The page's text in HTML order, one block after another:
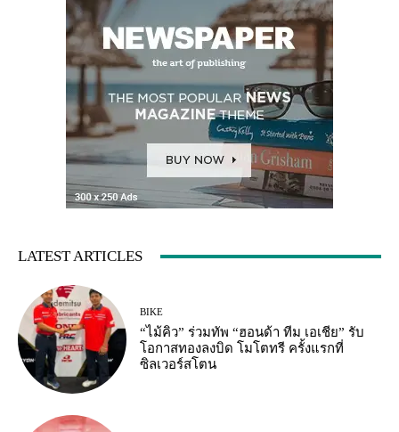
LATEST ARTICLES
BIKE
“ไม้คิว” ร่วมทัพ “ฮอนด้า ทีม เอเชีย” รับ
โอกาสทองลงบิด โมโตทรี ครั้งแรกที่
ซิลเวอร์สโตน